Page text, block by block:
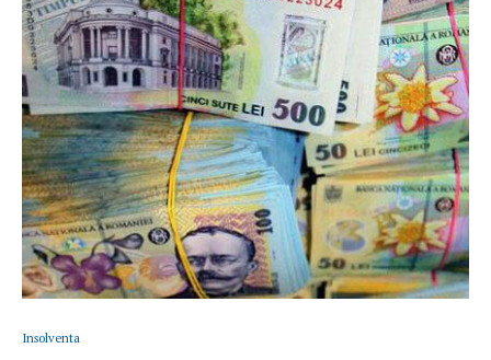
Insolventa